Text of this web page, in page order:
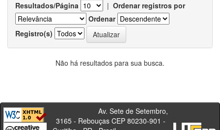
Resultados/Página | Ordenar registros por
Ordenar
Registro(s)
Não há resultados para sua busca.
Av. Sete de Setembro,
3165 - Rebouças CEP 80230-901 -